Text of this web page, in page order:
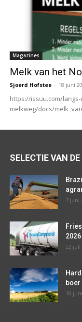
Magazines
Melk van het
Sjoerd Hofstee - 18 juni
https://issuu.com/
melkweg/docs/
SELECTIE VAN
7 juni
2026
22 juli
boer
18